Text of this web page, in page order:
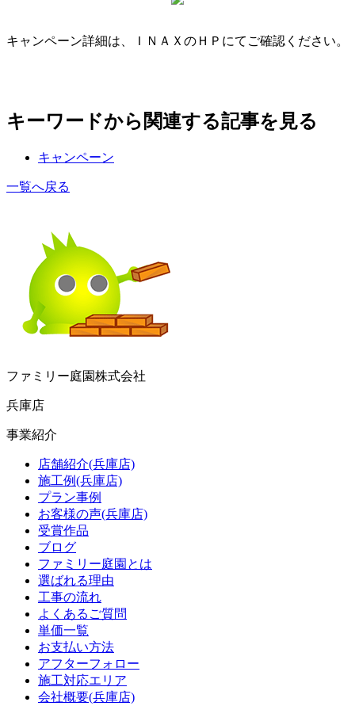
キャンペーン詳細は、ＩＮＡＸのＨＰにてご確認ください。
キーワードから関連する記事を見る
キャンペーン
一覧へ戻る
ファミリー庭園株式会社
兵庫店
事業紹介
店舗紹介(兵庫店)
施工例(兵庫店)
プラン事例
お客様の声(兵庫店)
受賞作品
ブログ
ファミリー庭園とは
選ばれる理由
工事の流れ
よくあるご質問
単価一覧
お支払い方法
アフターフォロー
施工対応エリア
会社概要(兵庫店)